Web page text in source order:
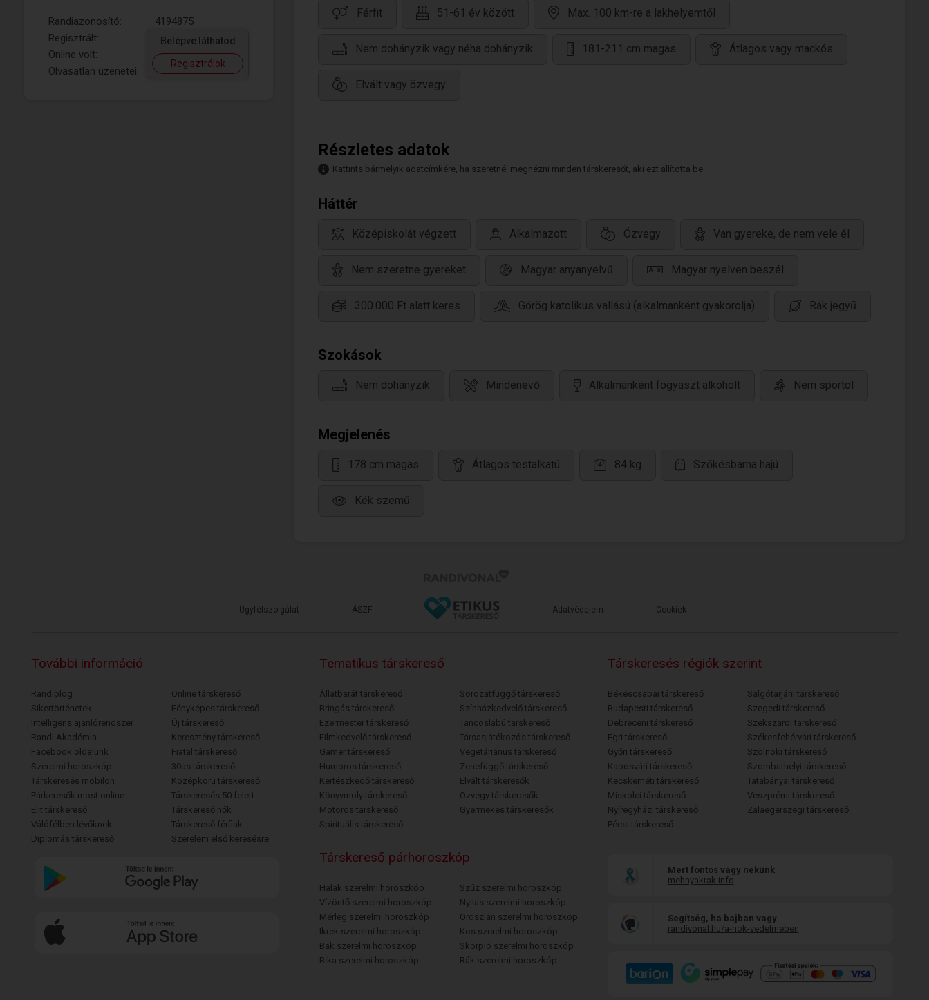
Randiazonosító:
4194875
Regisztrált:
Online volt:
Olvasatlan üzenetei:
Belépve láthatod
Regisztrálok
Férfit 51-61 év között Max. 100 km-re a lakhelyemtől
Nem dohányzik vagy néha dohányzik 181-211 cm magas Átlagos vagy mackós
Elvált vagy özvegy
Részletes adatok
Kattints bármelyik adatcímkére, ha szeretnél megnézni minden társkeresőt, aki ezt állította be.
Háttér
Középiskolát végzett Alkalmazott Özvegy Van gyereke, de nem vele él
Nem szeretne gyereket Magyar anyanyelvű Magyar nyelven beszél
300.000 Ft alatt keres Görög katolikus vallású (alkalmanként gyakorolja) Rák jegyű
Szokások
Nem dohányzik Mindenevő Alkalmanként fogyaszt alkoholt Nem sportol
Megjelenés
178 cm magas Átlagos testalkatú 84 kg Szőkésbarna hajú
Kék szemű
Ügyfélszolgálat ÁSZF Adatvédelem Cookiek
További információ
Randiblog
Sikertörténetek
Intelligens ajánlórendszer
Randi Akadémia
Facebook oldalunk
Szerelmi horoszkóp
Társkeresés mobilon
Párkeresők most online
Elit társkereső
Válófélben lévőknek
Diplomás társkereső
Online társkereső
Fényképes társkereső
Új társkereső
Keresztény társkereső
Fiatal társkereső
30as társkereső
Középkorú társkereső
Társkeresés 50 felett
Társkereső nők
Társkereső férfiak
Szerelem első keresésre
Tematikus társkereső
Állatbarát társkereső
Bringás társkereső
Ezermester társkereső
Filmkedvelő társkereső
Gamer társkereső
Humoros társkereső
Kertészkedő társkereső
Könyvmoly társkereső
Motoros társkereső
Spirituális társkereső
Sorozatfüggő társkereső
Színházkedvelő társkereső
Táncoslábú társkereső
Társasjátékozós társkereső
Vegetáriánus társkereső
Zenefüggő társkereső
Elvált társkeresők
Özvegy társkeresők
Gyermekes társkeresők
Társkeresés régiók szerint
Békéscsabai társkereső
Budapesti társkereső
Debreceni társkereső
Egri társkereső
Győri társkereső
Kaposvári társkereső
Kecskeméti társkereső
Miskolci társkereső
Nyíregyházi társkereső
Pécsi társkereső
Salgótarjáni társkereső
Szegedi társkereső
Szekszárdi társkereső
Székesfehérvári társkereső
Szolnoki társkereső
Szombathelyi társkereső
Tatabányai társkereső
Veszprémi társkereső
Zalaegerszegi társkereső
Társkereső párhoroszkóp
Halak szerelmi horoszkóp
Vízöntő szerelmi horoszkóp
Mérleg szerelmi horoszkóp
Ikrek szerelmi horoszkóp
Bak szerelmi horoszkóp
Bika szerelmi horoszkóp
Szűz szerelmi horoszkóp
Nyilas szerelmi horoszkóp
Oroszlán szerelmi horoszkóp
Kos szerelmi horoszkóp
Skorpió szerelmi horoszkóp
Rák szerelmi horoszkóp
Mert fontos vagy nekünk
mehnyakrak.info
Segítség, ha bajban vagy
randivonal.hu/a-nok-vedelmeben